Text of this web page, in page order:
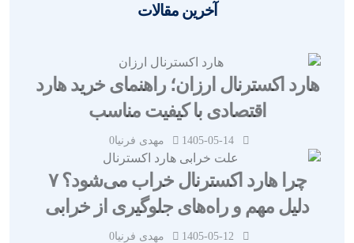
آخرین مقالات
هارد اکسترنال ارزان؛ راهنمای خرید هارد
اقتصادی با کیفیت مناسب
1405-05-14 مهدی فرنیا0
چرا هارد اکسترنال خراب می‌شود؟ ۷
دلیل مهم و راه‌های جلوگیری از خرابی
1405-05-12 مهدی فرنیا0